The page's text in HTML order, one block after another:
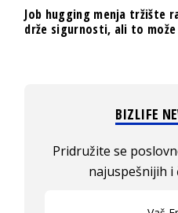
Job hugging menja tržište
drže sigurnosti, ali to
BIZLIFE
Pridružite se
najuspešnijih i